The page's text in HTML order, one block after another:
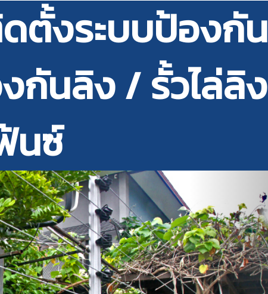
ตั้งระบบป้องกัน
กันลิง / รั้วไล่ลิง
นซ์